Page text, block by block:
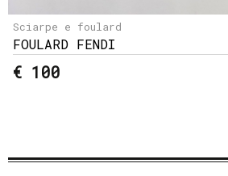
Sciarpe e foulard
FOULARD FENDI
€ 100